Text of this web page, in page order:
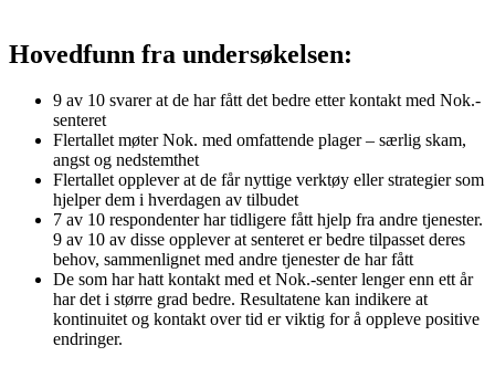
Hovedfunn fra undersøkelsen:
9 av 10 svarer at de har fått det bedre etter kontakt med Nok.-
senteret
Flertallet møter Nok. med omfattende plager – særlig skam,
angst og nedstemthet
Flertallet opplever at de får nyttige verktøy eller strategier som
hjelper dem i hverdagen av tilbudet
7 av 10 respondenter har tidligere fått hjelp fra andre tjenester.
9 av 10 av disse opplever at senteret er bedre tilpasset deres
behov, sammenlignet med andre tjenester de har fått
De som har hatt kontakt med et Nok.-senter lenger enn ett år
har det i større grad bedre. Resultatene kan indikere at
kontinuitet og kontakt over tid er viktig for å oppleve positive
endringer.